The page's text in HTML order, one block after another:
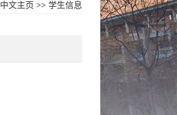
中文主页 >> 学生信息